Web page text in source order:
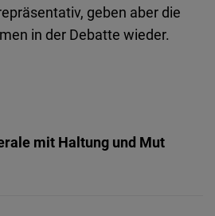
geben aber die
in der Debatte wieder.
mit Haltung und Mut